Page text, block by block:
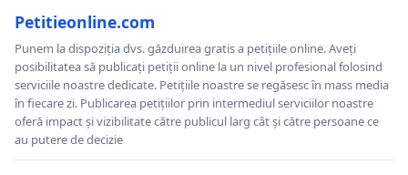
Petitieonline.com
Punem la dispoziția dvs. găzduirea gratis a petițiile online. Aveți
posibilitatea să publicați petiții online la un nivel profesional folosind
serviciile noastre dedicate. Petițiile noastre se regăsesc în mass media
în fiecare zi. Publicarea petițiilor prin intermediul serviciilor noastre
oferă impact și vizibilitate către publicul larg cât și către persoane ce
au putere de decizie